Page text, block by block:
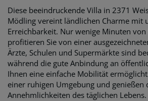
Diese beeindruckende Villa in 2371
Mödling vereint ländlichen Charme mit
Erreichbarkeit. Nur wenige Minuten
profitieren Sie von einer
Ärzte, Schulen und Supermärkte sind
während die gute Anbindung an
Ihnen eine einfache Mobilität
einer ruhigen Umgebung und genießen
Annehmlichkeiten des täglichen Lebens.